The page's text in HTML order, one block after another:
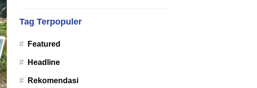
Tag Terpopuler
# Featured
# Headline
# Rekomendasi